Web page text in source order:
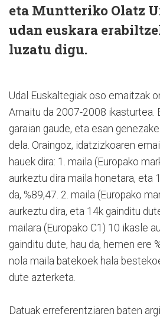
eta Muntteriko Olatz
udan euskara
luzatu digu.
Udal Euskaltegiak oso emaitzak
Amaitu da 2007-2008 ikasturtea.
garaian gaude, eta esan
dela. Oraingoz, idatzizkoaren
hauek dira: 1. maila (Europako
aurkeztu dira maila honetara, eta
da, %89,47. 2. maila (Europako
aurkeztu dira, eta 14k gainditu
mailara (Europako C1) 10 ikasle
gainditu dute, hau da, hemen ere
nola maila batekoek hala
dute azterketa.
Datuak erreferentziaren baten